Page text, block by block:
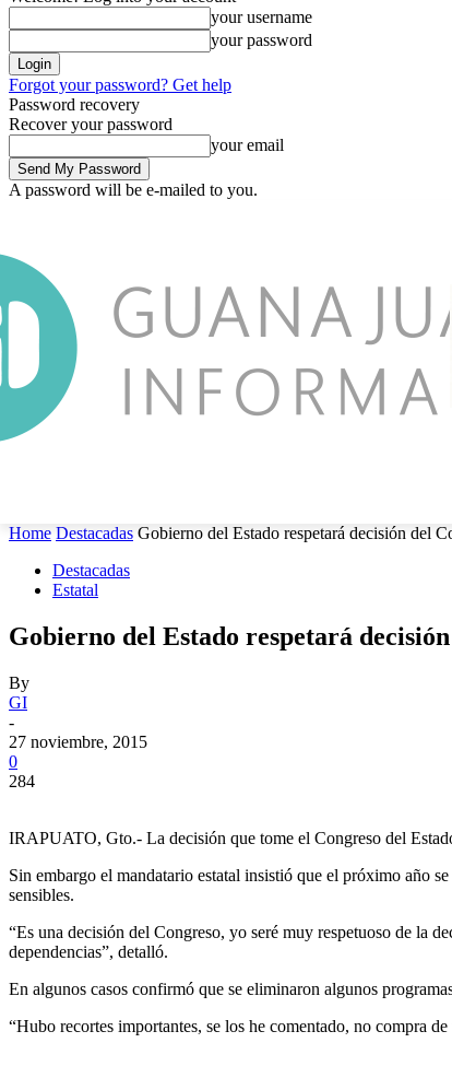
your username
your password
Forgot your password? Get help
Password recovery
Recover your password
your email
A password will be e-mailed to you.
Home Destacadas Gobierno del Estado respetará decisión del
Destacadas
Estatal
Gobierno del Estado respetará
By
GI
-
27 noviembre, 2015
0
284
IRAPUATO, Gto.- La decisión que tome el Congreso del
Sin embargo el mandatario estatal insistió que el próximo año
sensibles.
“Es una decisión del Congreso, yo seré muy respetuoso de la
dependencias”, detalló.
En algunos casos confirmó que se eliminaron algunos
“Hubo recortes importantes, se los he comentado, no compra